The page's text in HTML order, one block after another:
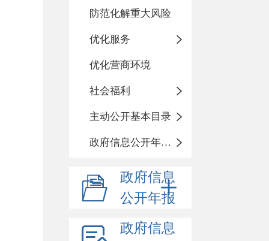
防范化解重大风险
优化服务
优化营商环境
社会福利
主动公开基本目录
政府信息公开年度报告
政府信息
公开年报
政府信息